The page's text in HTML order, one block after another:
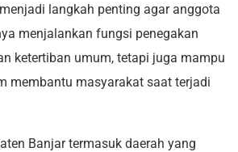
langkah penting agar anggota
menjalankan fungsi penegakan
ketertiban umum, tetapi juga mampu
membantu masyarakat saat terjadi
Banjar termasuk daerah yang